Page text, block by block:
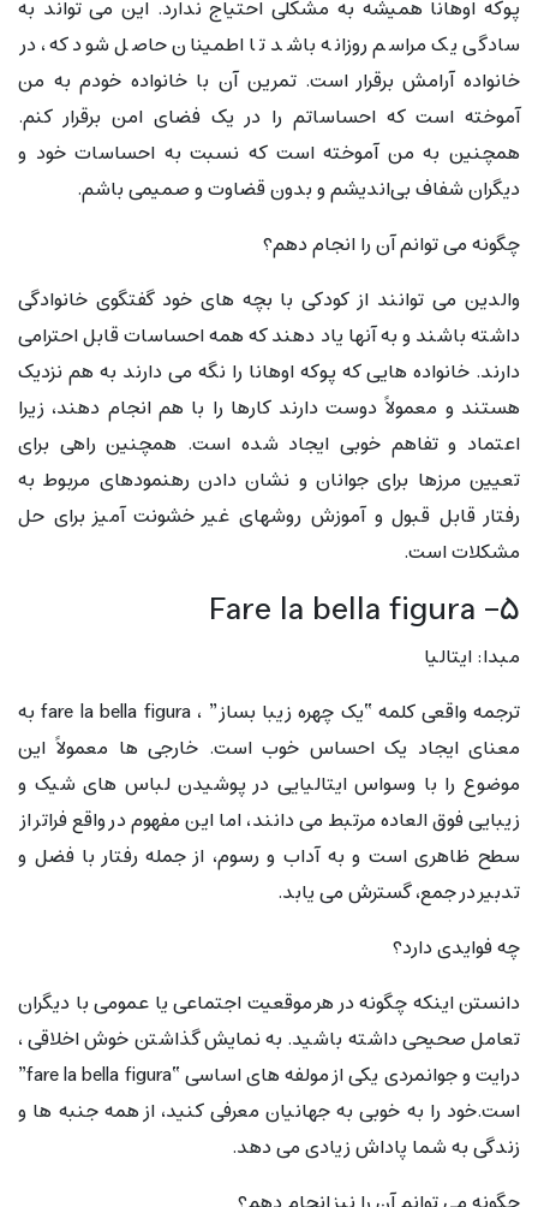
پوکه اوهانا همیشه به مشکلی احتیاج ندارد. این می تواند به
سادگی یک مراسم روزانه باشد تا اطمینان حاصل شود که، در
خانواده آرامش برقرار است. تمرین آن با خانواده خودم به من
آموخته است که احساساتم را در یک فضای امن برقرار کنم.
همچنین به من آموخته است که نسبت به احساسات خود و
دیگران شفاف بی‌اندیشم و بدون قضاوت و صمیمی باشم.
چگونه می توانم آن را انجام دهم؟
والدین می توانند از کودکی با بچه های خود گفتگوی خانوادگی
داشته باشند و به آنها یاد دهند که همه احساسات قابل احترامی
دارند. خانواده هایی که پوکه اوهانا را نگه می دارند به هم نزدیک
هستند و معمولاً دوست دارند کارها را با هم انجام دهند، زیرا
اعتماد و تفاهم خوبی ایجاد شده است. همچنین راهی برای
تعیین مرزها برای جوانان و نشان دادن رهنمودهای مربوط به
رفتار قابل قبول و آموزش روشهای غیر خشونت آمیز برای حل
مشکلات است.
۵- Fare la bella figura
مبدا: ایتالیا
ترجمه واقعی کلمه “یک چهره زیبا بساز” ، fare la bella figura به
معنای ایجاد یک احساس خوب است. خارجی ها معمولاً این
موضوع را با وسواس ایتالیایی در پوشیدن لباس های شیک و
زیبایی فوق العاده مرتبط می دانند، اما این مفهوم در واقع فراتر از
سطح ظاهری است و به آداب و رسوم، از جمله رفتار با فضل و
تدبیر در جمع، گسترش می یابد.
چه فوایدی دارد؟
دانستن اینکه چگونه در هر موقعیت اجتماعی یا عمومی با دیگران
تعامل صحیحی داشته باشید. به نمایش گذاشتن خوش اخلاقی ،
درایت و جوانمردی یکی از مولفه های اساسی “fare la bella figura”
است.خود را به خوبی به جهانیان معرفی کنید، از همه جنبه ها و
زندگی به شما پاداش زیادی می دهد.